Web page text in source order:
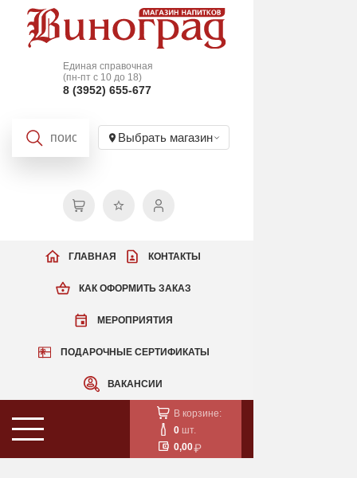
Единая справочная
(пн-пт с 10 до 18)
8 (3952) 655-677
Выбрать магазин
КАК ОФОРМИТЬ ЗАКАЗ
МЕРОПРИЯТИЯ
ПОДАРОЧНЫЕ СЕРТИФИКАТЫ
ВАКАНСИИ
ГЛАВНАЯ КОНТАКТЫ
В корзине:
0 шт.
0,00